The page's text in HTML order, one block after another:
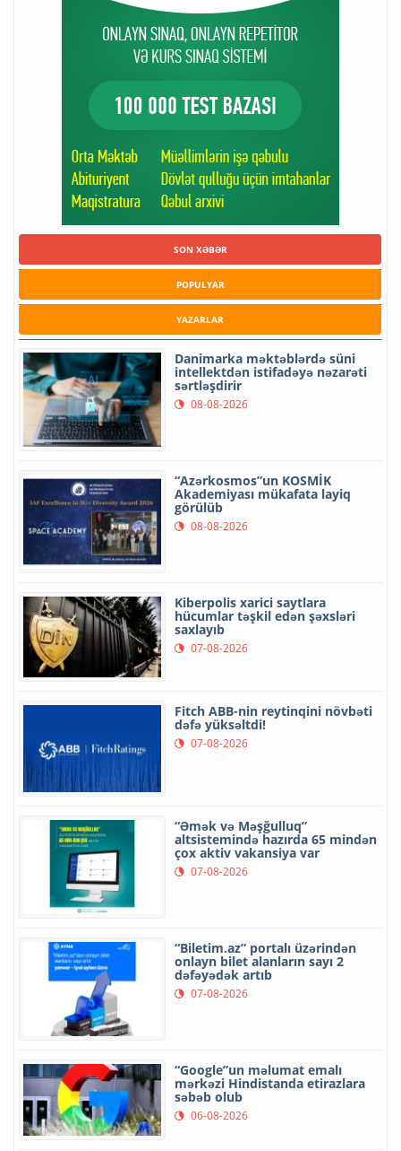
SON XƏBƏR
POPULYAR
YAZARLAR
Danimarka məktəblərdə süni
intellektdən istifadəyə nəzarəti
sərtləşdirir
08-08-2026
“Azərkosmos”un KOSMİK
Akademiyası mükafata layiq
görülüb
08-08-2026
Kiberpolis xarici saytlara
hücumlar təşkil edən şəxsləri
saxlayıb
07-08-2026
Fitch ABB-nin reytinqini növbəti
dəfə yüksəltdi!
07-08-2026
“Əmək və Məşğulluq”
altsistemində hazırda 65 mindən
çox aktiv vakansiya var
07-08-2026
“Biletim.az” portalı üzərindən
onlayn bilet alanların sayı 2
dəfəyədək artıb
07-08-2026
“Google”un məlumat emalı
mərkəzi Hindistanda etirazlara
səbəb olub
06-08-2026